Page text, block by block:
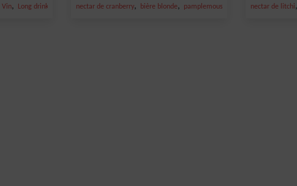
Vin, Long drink nectar de cranberry, bière blonde, pamplemousse cranberry, biere
nectar de litchi,